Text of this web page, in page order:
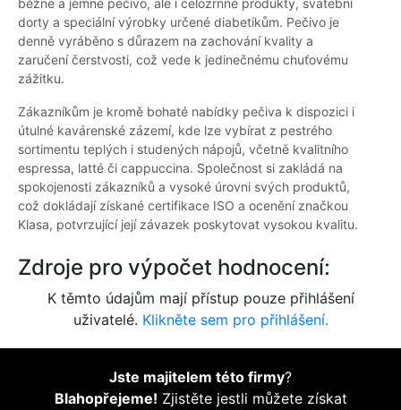
běžné a jemné pečivo, ale i celozrnné produkty, svatební
dorty a speciální výrobky určené diabetikům. Pečivo je
denně vyráběno s důrazem na zachování kvality a
zaručení čerstvosti, což vede k jedinečnému chuťovému
zážitku.
Zákazníkům je kromě bohaté nabídky pečiva k dispozici i
útulné kavárenské zázemí, kde lze vybírat z pestrého
sortimentu teplých i studených nápojů, včetně kvalitního
espressa, latté či cappuccina. Společnost si zakládá na
spokojenosti zákazníků a vysoké úrovni svých produktů,
což dokládají získané certifikace ISO a ocenění značkou
Klasa, potvrzující její závazek poskytovat vysokou kvalitu.
Zdroje pro výpočet hodnocení:
K těmto údajům mají přístup pouze přihlášení
uživatelé. Klikněte sem pro přihlášení.
Jste majitelem této firmy?
Blahopřejeme! Zjistěte jestli můžete získat